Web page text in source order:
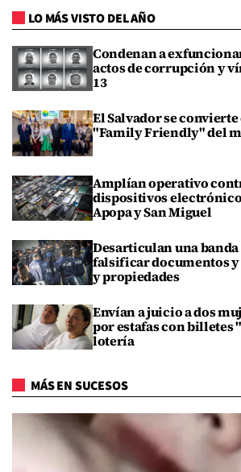
LO MÁS VISTO DEL AÑO
Condenan a
actos de corrupción y
13
El Salvador se
"Family Friendly" del
Amplían operativo
dispositivos
Apopa y San Miguel
Desarticulan una banda
falsificar documentos
y propiedades
Envían a juicio a dos
por estafas con billetes
lotería
MÁS EN SUCESOS